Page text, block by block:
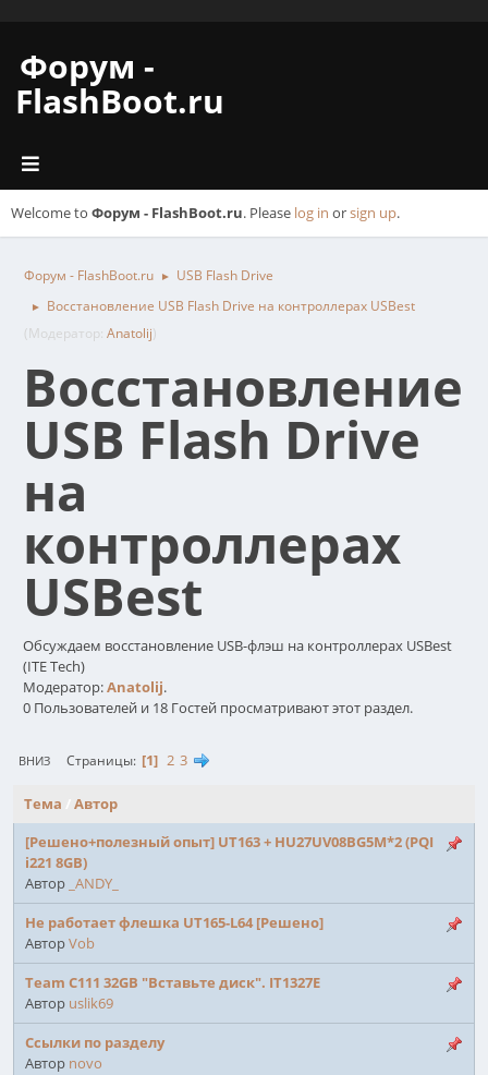
Форум -
FlashBoot.ru
Welcome to Форум - FlashBoot.ru. Please log in orsign up.
Форум - FlashBoot.ru ► USB Flash Drive
►
Восстановление USB Flash Drive на контроллерах USBest
(Модератор: Anatolij)
Восстановление
USB Flash Drive
на
контроллерах
USBest
Обсуждаем восстановление USB-флэш на контроллерах USBest
(ITE Tech)
Модератор:Anatolij.
0 Пользователей и 18 Гостей просматривают этот раздел.
ВНИЗ Страницы 1 2 3
Тема
Автор
[Решено+полезный опыт] UT163 + HU27UV08BG5M*2 (PQI
i221 8GB)
Автор _ANDY_
Не работает флешка UT165-L64 [Решено]
АвторVob
Team C111 32GB "Вставьте диск". IT1327E
Автор uslik69
Ссылки по разделу
Автор novo